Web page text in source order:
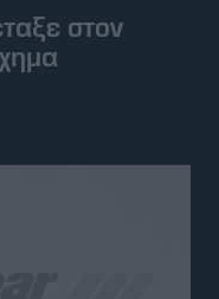
στον